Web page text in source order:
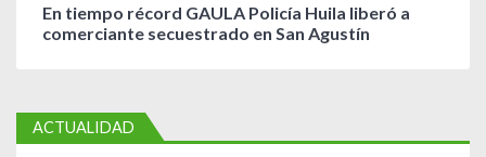
En tiempo récord GAULA Policía Huila liberó a
comerciante secuestrado en San Agustín
ACTUALIDAD